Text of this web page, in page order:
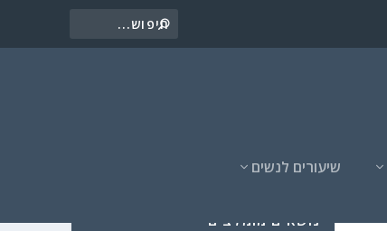
שיעורים לנשים
נושאים מומלצים